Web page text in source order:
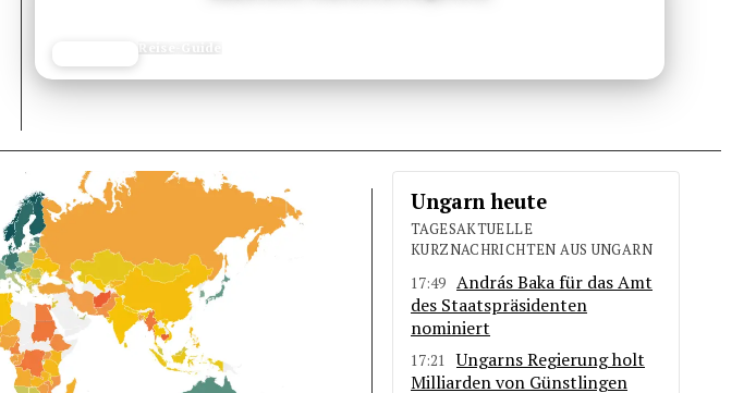
Reise-Guide
Ungarn heute
TAGESAKTUELLE
KURZNACHRICHTEN AUS UNGARN
17:49 András Baka für das Amt
des Staatspräsidenten
nominiert
17:21
Ungarns Regierung holt
Milliarden von Günstlingen